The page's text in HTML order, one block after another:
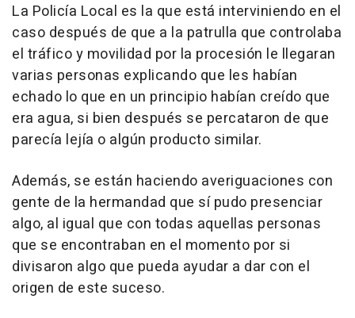
La Policía Local es la que está interviniendo en el
caso después de que a la patrulla que controlaba
el tráfico y movilidad por la procesión le llegaran
varias personas explicando que les habían
echado lo que en un principio habían creído que
era agua, si bien después se percataron de que
parecía lejía o algún producto similar.
Además, se están haciendo averiguaciones con
gente de la hermandad que sí pudo presenciar
algo, al igual que con todas aquellas personas
que se encontraban en el momento por si
divisaron algo que pueda ayudar a dar con el
origen de este suceso.